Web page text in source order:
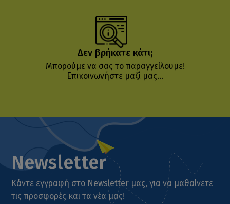
Δεν βρήκατε κάτι;
Μπορούμε να σας το παραγγείλουμε!
Επικοινωνήστε μαζί μας...
Newsletter
Κάντε εγγραφή στο Newsletter μας, για να μαθαίνετε
τις προσφορές και τα νέα μας!